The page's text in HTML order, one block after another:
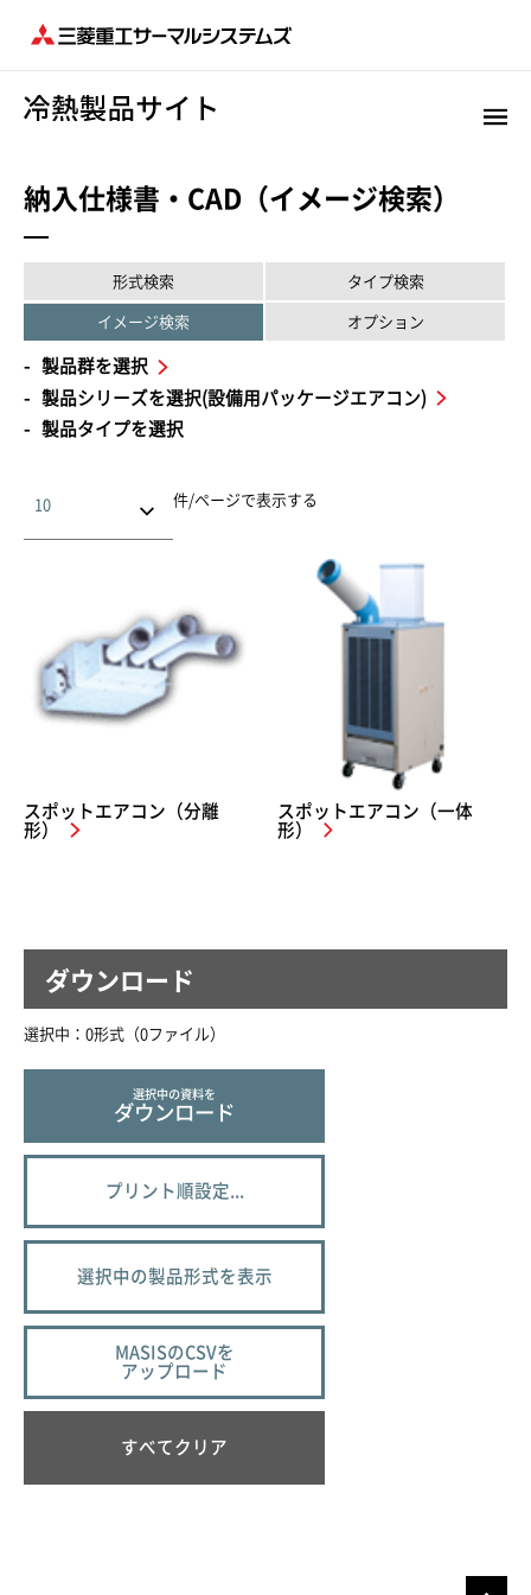
納入仕様書・CAD（イメージ検索）
形式検索 タイプ検索
イメージ検索 オプション
製品群を選択
製品シリーズを選択(設備用パッケージエアコン)
製品タイプを選択
件/ページで表示する
スポットエアコン（分離
形）
スポットエアコン（一体
形）
ダウンロード
選択中： 0形式（0ファイル）
選択中の資料を
ダウンロード
プリント順設定...
選択中の製品形式を表示
MASISのCSVを
アップロード
すべてクリア